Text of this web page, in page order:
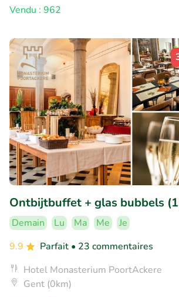
Vendu : 962
Ontbijtbuffet + glas bubbels
Demain Lu Ma Me
Je
9.9
Parfait • 23 commentaires
Hotel Monasterium PoortAckere
Gent (0km)